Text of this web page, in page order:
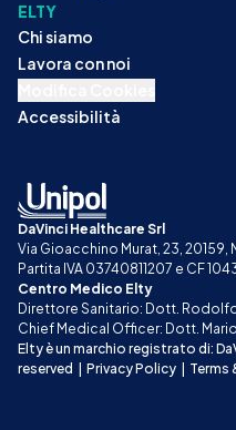
ELTY
Chi siamo
Lavora con noi
Accessibilità
DaVinci Healthcare Srl
Via Gioacchino Murat, 23, 20159,
Partita IVA 03740811207 e CF
Centro Medico Elty
Direttore Sanitario: Dott.
Chief Medical Officer: Dott.
Elty è un marchio registrato di:
reserved
Privacy Policy Terms